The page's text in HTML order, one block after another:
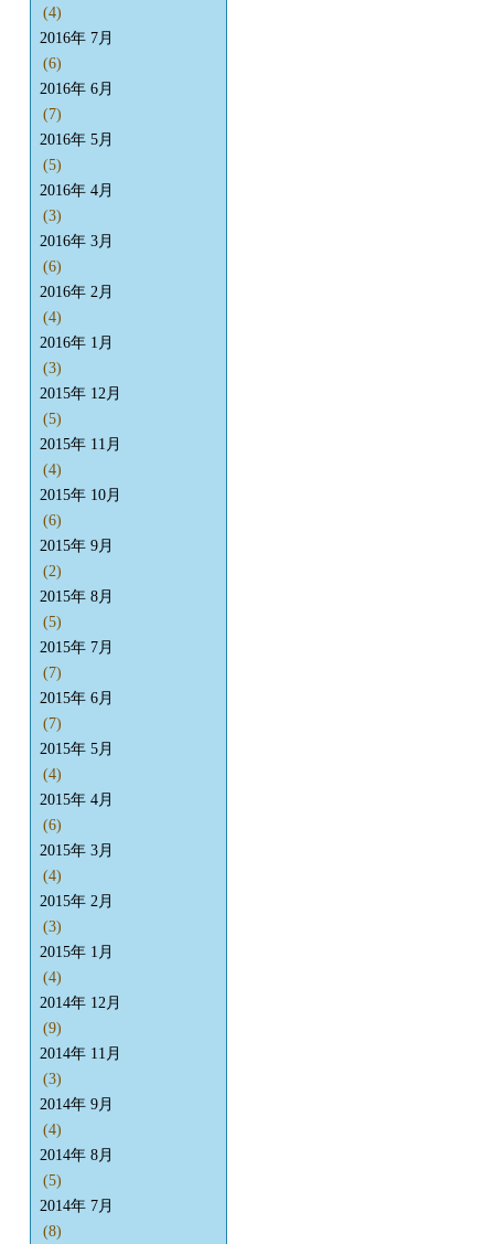
(4)
2016年 7月
(6)
2016年 6月
(7)
2016年 5月
(5)
2016年 4月
(3)
2016年 3月
(6)
2016年 2月
(4)
2016年 1月
(3)
2015年 12月
(5)
2015年 11月
(4)
2015年 10月
(6)
2015年 9月
(2)
2015年 8月
(5)
2015年 7月
(7)
2015年 6月
(7)
2015年 5月
(4)
2015年 4月
(6)
2015年 3月
(4)
2015年 2月
(3)
2015年 1月
(4)
2014年 12月
(9)
2014年 11月
(3)
2014年 9月
(4)
2014年 8月
(5)
2014年 7月
(8)